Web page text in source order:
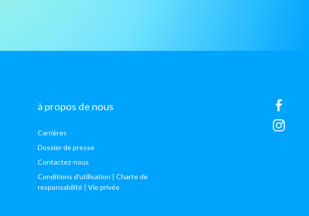
à propos de nous
Carrières
Dossier de presse
Contactez-nous
Conditions d'utilisation | Charte de
responsabilité | Vie privée